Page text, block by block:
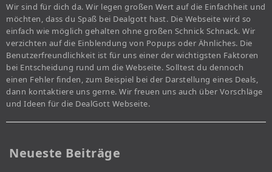
Wir sind für dich da. Wir legen großen Wert auf die Einfachheit und
möchten, dass du Spaß bei Dealgott hast. Die Webseite wird so
einfach wie möglich gehalten ohne großen Schnick Schnack. Wir
verzichten auf die Einblendung von Popups oder Ähnliches. Die
Benutzerfreundlichkeit ist für uns einer der wichtigsten Faktoren
bei Entscheidung rund um die Webseite. Solltest du dennoch
einen Fehler finden, zum Beispiel bei der Darstellung eines Deals,
dann kontaktiere uns gerne. Wir freuen uns auch über Vorschläge
und Ideen für die DealGott Webseite.
Neueste Beiträge